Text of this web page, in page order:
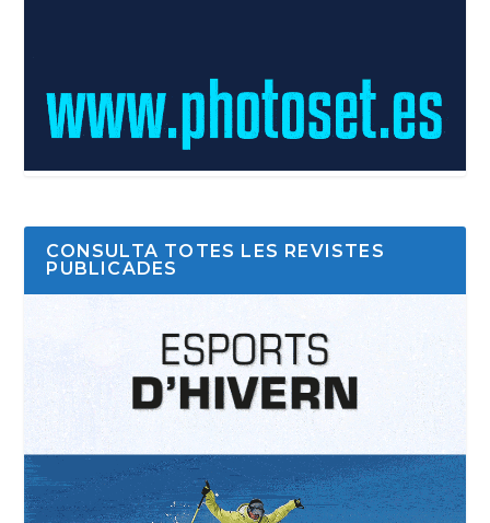
CONSULTA TOTES LES REVISTES
PUBLICADES